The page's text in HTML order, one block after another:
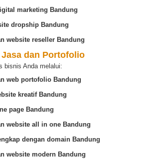
marketing Bandung
dropship Bandung
website reseller Bandung
dan Portofolio
bisnis Anda melalui:
web portofolio Bandung
kreatif Bandung
page Bandung
website all in one Bandung
dengan domain Bandung
website modern Bandung